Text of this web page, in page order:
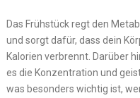
Das Frühstück regt den
und sorgt dafür, dass dein
Kalorien verbrennt. Darüber
es die Konzentration und
was besonders wichtig ist,